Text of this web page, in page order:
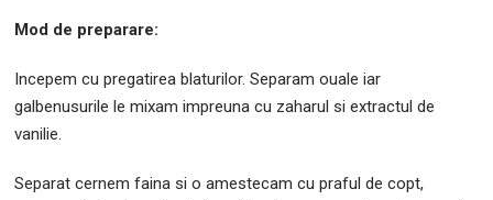
Mod de preparare:
Incepem cu pregatirea blaturilor. Separam ouale iar
galbenusurile le mixam impreuna cu zaharul si extractul de
vanilie.
Separat cernem faina si o amestecam cu praful de copt,